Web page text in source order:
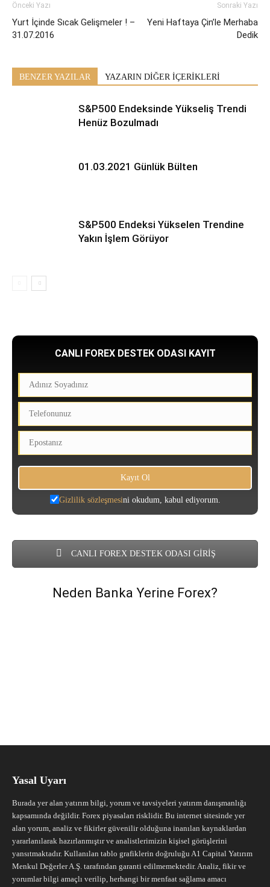
Önceki Yazı
Yurt İçinde Sıcak Gelişmeler ! –
31.07.2016
Sonraki Yazı
Yeni Haftaya Çin’le Merhaba
Dedik
BENZER YAZILAR YAZARIN DİĞER İÇERİKLERİ
S&P500 Endeksinde Yükseliş Trendi
Henüz Bozulmadı
01.03.2021 Günlük Bülten
S&P500 Endeksi Yükselen Trendine
Yakın İşlem Görüyor
CANLI FOREX DESTEK ODASI KAYIT
Gizlilik sözleşmesini okudum, kabul ediyorum.
CANLI FOREX DESTEK ODASI GİRİŞ
Neden Banka Yerine Forex?
Yasal Uyarı
Burada yer alan yatırım bilgi, yorum ve tavsiyeleri yatırım danışmanlığı
kapsamında değildir. Forex piyasaları risklidir. Bu internet sitesinde yer
alan yorum, analiz ve fikirler güvenilir olduğuna inanılan kaynaklardan
yararlanılarak hazırlanmıştır ve analistlerimizin kişisel görüşlerini
yansıtmaktadır. Kullanılan tablo grafiklerin doğruluğu A1 Capital Yatırım
Menkul Değerler A.Ş. tarafından garanti edilmemektedir. Analiz, fikir ve
yorumlar bilgi amaçlı verilip, herhangi bir menfaat sağlama amacı